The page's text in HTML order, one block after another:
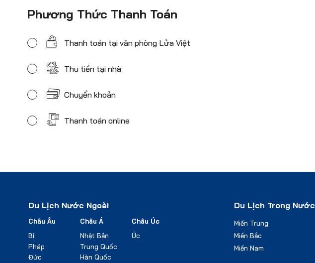
Phương Thức Thanh Toán
Thanh toán tại văn phòng Lửa Việt
Thu tiền tại nhà
Chuyển khoản
Thanh toán online
Du Lịch Nước Ngoài
Châu Âu
Bỉ
Pháp
Đức
Châu Á
Nhật Bản
Trung Quốc
Hàn Quốc
Châu Úc
Úc
Du Lịch Trong Nước
Miền Trung
Miền Bắc
Miền Nam